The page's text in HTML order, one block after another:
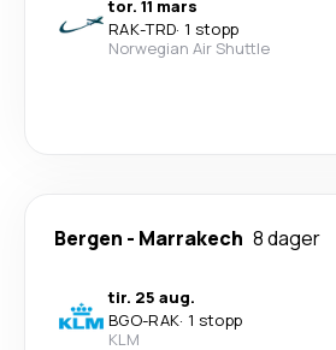
tor. 11 mars
RAK-TRD· 1 stopp
Norwegian Air Shuttle
Bergen - Marrakech 8 dager
tir. 25 aug.
BGO-RAK· 1 stopp
KLM